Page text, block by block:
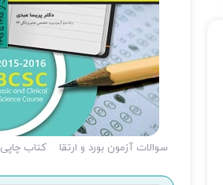
سوالات آزمون بورد و ارتقا کتاب چاپی